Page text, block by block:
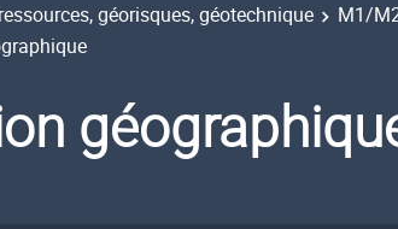
géorisques, géotechnique
M1/